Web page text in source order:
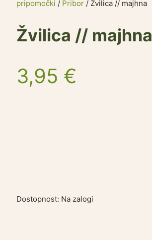
pripomočki / Pribor / Žvilica // majhna
Žvilica // majhna
3,95 €
Dostopnost: Na zalogi